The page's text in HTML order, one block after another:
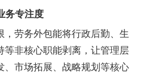
务专注度
，劳务外包能将行政后勤、生
等非核心职能剥离，让管理层
、市场拓展、战略规划等核心